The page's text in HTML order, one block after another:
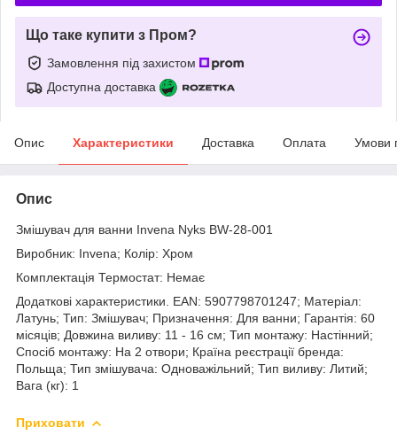
Що таке купити з Пром?
Замовлення під захистом
Доступна доставка
Опис Характеристики Доставка Оплата Умови
Опис
Змішувач для ванни Invena Nyks BW-28-001
Виробник: Invena; Колір: Хром
Комплектація Термостат: Немає
Додаткові характеристики. EAN: 5907798701247; Матеріал:
Латунь; Тип: Змішувач; Призначення: Для ванни; Гарантія: 60
місяців; Довжина виливу: 11 - 16 см; Тип монтажу: Настінний;
Спосіб монтажу: На 2 отвори; Країна реєстрації бренда:
Польща; Тип змішувача: Одноважільний; Тип виливу: Литий;
Вага (кг): 1
Приховати